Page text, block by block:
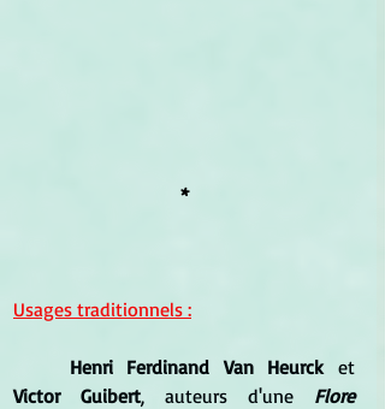
*
Usages traditionnels :
Henri Ferdinand Van Heurck
Victor Guibert, auteurs d'une Flore